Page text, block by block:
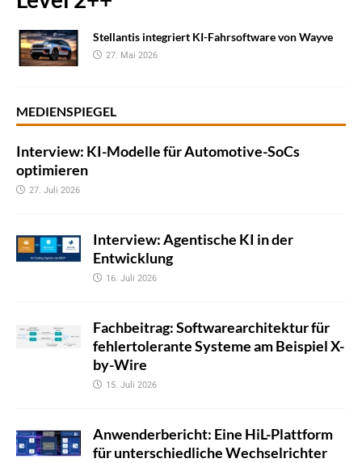
Stellantis integriert KI-Fahrsoftware von Wayve
27. Mai 2026
MEDIENSPIEGEL
Interview: KI-Modelle für Automotive-SoCs
optimieren
27. Juli 2026
Interview: Agentische KI in der
Entwicklung
16. Juli 2026
Fachbeitrag: Softwarearchitektur für
fehlertolerante Systeme am Beispiel X-
by-Wire
15. Juli 2026
Anwenderbericht: Eine HiL-Plattform
für unterschiedliche Wechselrichter